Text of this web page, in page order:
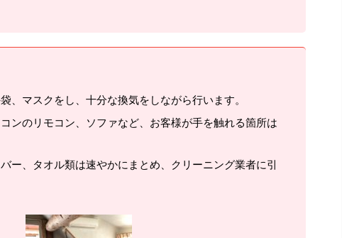
、マスクをし、十分な換気をしながら行います。
ンのリモコン、ソファなど、お客様が手を触れる箇所は
ー、タオル類は速やかにまとめ、クリーニング業者に引